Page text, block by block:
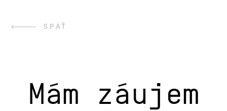
SPÄŤ
Mám záujem